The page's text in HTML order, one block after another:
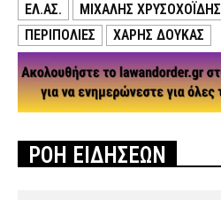
ΕΛ.ΑΣ. ΜΙΧΑΛΗΣ ΧΡΥΣΟΧΟΪΔΗΣ
ΠΕΡΙΠΟΛΙΕΣ
ΧΆΡΗΣ ΔΟΎΚΑΣ
ΡΟΗ ΕΙΔΗΣΕΩΝ